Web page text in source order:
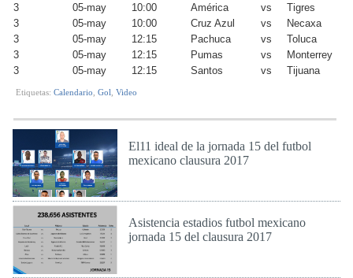
3
05-may 10:00 América vs
Tigres
3
05-may 10:00 Cruz Azul vs
Necaxa
3
05-may 12:15 Pachuca vs
Toluca
3
05-may 12:15 Pumas vs
Monterrey
3
05-may 12:15 Santos vs Tijuana
Etiquetas: Calendario Gol Video
El11 ideal de la jornada 15 del futbol
mexicano clausura 2017
Asistencia estadios futbol mexicano
jornada 15 del clausura 2017